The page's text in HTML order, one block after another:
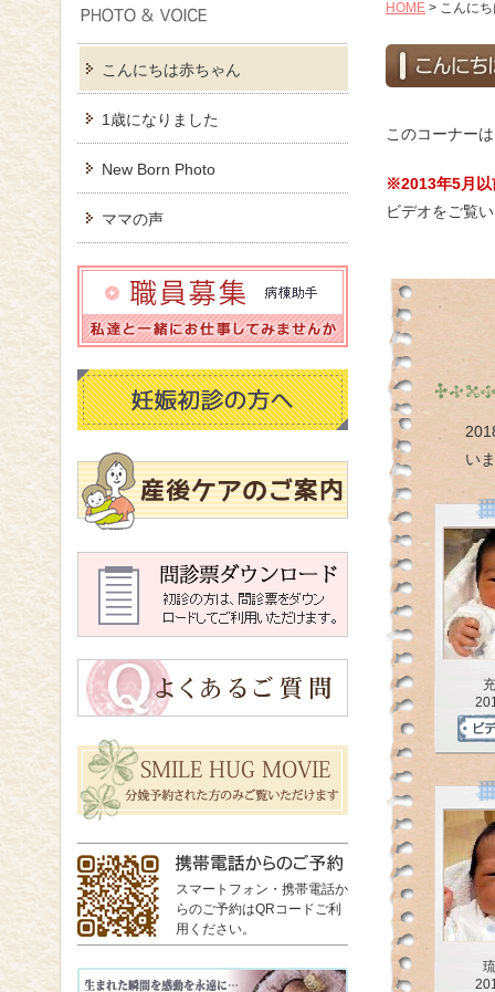
こんにちは赤ちゃん
1歳になりました
New Born Photo
ママの声
スマートフォン・携帯電話か
らのご予約はQRコードご利
用ください。
HOME > こんに
このコーナー
※2013年5月以
ビデオをご覧
い